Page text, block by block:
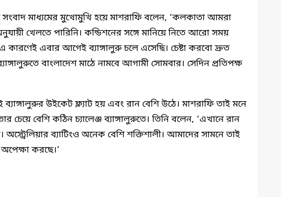
সংবাদ মাধ্যমের মুখোমুখি হয়ে মাশরাফি বলেন, ‘কলকাতা আমরা
খেলতে পারিনি। কন্ডিশনের সঙ্গে মানিয়ে নিতে আরো সময়
কারণেই এবার আগেই ব্যাঙ্গালুরু চলে এসেছি। চেষ্টা করবো দ্রুত
বাংলাদেশ মাঠে নামবে আগামী সোমবার। সেদিন প্রতিপক্ষ
উইকেট ফ্ল্যাট হয় এবং রান বেশি উঠে। মাশরাফি তাই মনে
চেয়ে বেশি কঠিন চ্যালেঞ্জ ব্যাঙ্গালুরুতে। তিনি বলেন, ‘এখানে রান
ব্যাটিংও অনেক বেশি শক্তিশালী। আমাদের সামনে তাই
করছে।’